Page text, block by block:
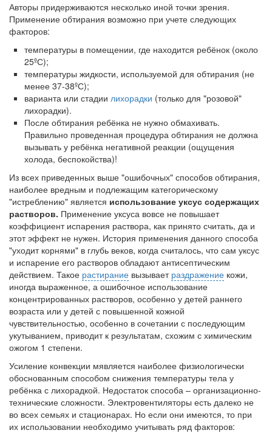
Авторы придерживаются несколько иной точки зрения.
Применение обтирания возможно при учете следующих
факторов:
температуры в помещении, где находится ребёнок (около
25ºС);
температуры жидкости, используемой для обтирания (не
менее 37-38ºС);
варианта или стадии лихорадки (только для "розовой"
лихорадки).
После обтирания ребёнка не нужно обмахивать.
Правильно проведенная процедура обтирания не должна
вызывать у ребёнка негативной реакции (ощущения
холода, беспокойства)!
Из всех приведенных выше "ошибочных" способов обтирания,
наиболее вредным и подлежащим категорическому
"истреблению" является использование уксус содержащих
растворов. Применение уксуса вовсе не повышает
коэффициент испарения раствора, как принято считать, да и
этот эффект не нужен. История применения данного способа
"уходит корнями" в глубь веков, когда считалось, что сам уксус
и испарение его растворов обладают антисептическим
действием. Такое растирание вызывает раздражение кожи,
иногда выраженное, а ошибочное использование
концентрированных растворов, особенно у детей раннего
возраста или у детей с повышенной кожной
чувствительностью, особенно в сочетании с последующим
укутыванием, приводит к результатам, схожим с химическим
ожогом 1 степени.
Усиление конвекции мявляется наиболее физиологически
обоснованным способом снижения температуры тела у
ребёнка с лихорадкой. Недостаток способа – организационно-
технические сложности. Электровентиляторы есть далеко не
во всех семьях и стационарах. Но если они имеются, то при
их использовании необходимо учитывать ряд факторов: